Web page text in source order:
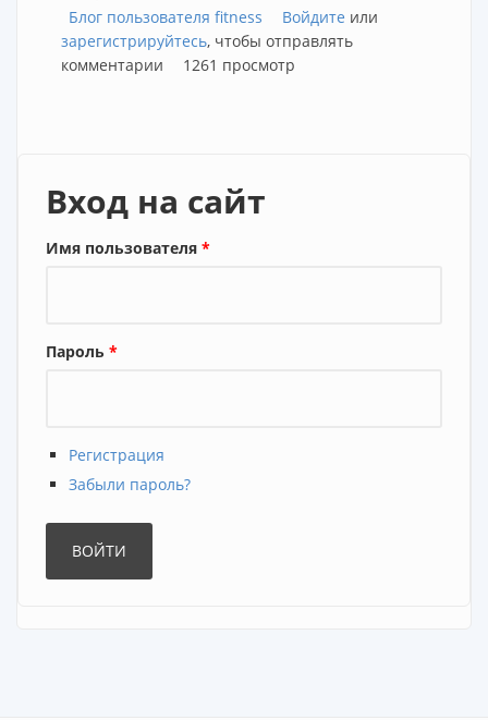
Блог пользователя fitness
Войдите или
зарегистрируйтесь, чтобы отправлять
комментарии
1261 просмотр
Вход на сайт
Имя пользователя *
Пароль *
Регистрация
Забыли пароль?